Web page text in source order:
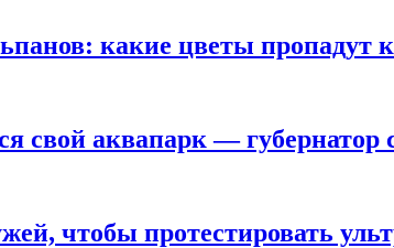
какие цветы пропадут
свой аквапарк — губернатор
чтобы протестировать